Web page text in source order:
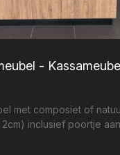
-
met composiet of
inclusief poortje